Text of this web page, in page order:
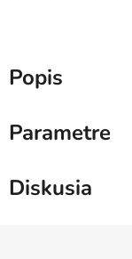
Popis
Parametre
Diskusia